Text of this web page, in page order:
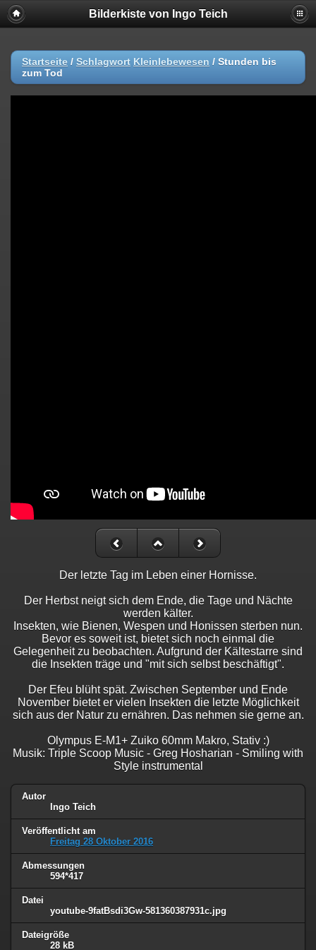
Bilderkiste von Ingo Teich
Startseite / Schlagwort Kleinlebewesen / Stunden bis
zum Tod
Der letzte Tag im Leben einer Hornisse.
Der Herbst neigt sich dem Ende, die Tage und Nächte
werden kälter.
Insekten, wie Bienen, Wespen und Honissen sterben nun.
Bevor es soweit ist, bietet sich noch einmal die
Gelegenheit zu beobachten. Aufgrund der Kältestarre sind
die Insekten träge und "mit sich selbst beschäftigt".
Der Efeu blüht spät. Zwischen September und Ende
November bietet er vielen Insekten die letzte Möglichkeit
sich aus der Natur zu ernähren. Das nehmen sie gerne an.
Olympus E-M1+ Zuiko 60mm Makro, Stativ :)
Musik: Triple Scoop Music - Greg Hosharian - Smiling with
Style instrumental
Autor
Ingo Teich
Veröffentlicht am
Freitag 28 Oktober 2016
Abmessungen
594*417
Datei
youtube-9fatBsdi3Gw-581360387931c.jpg
Dateigröße
28 kB